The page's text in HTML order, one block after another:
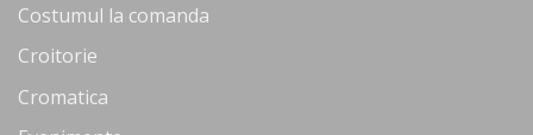
Costumul la comanda
Croitorie
Cromatica